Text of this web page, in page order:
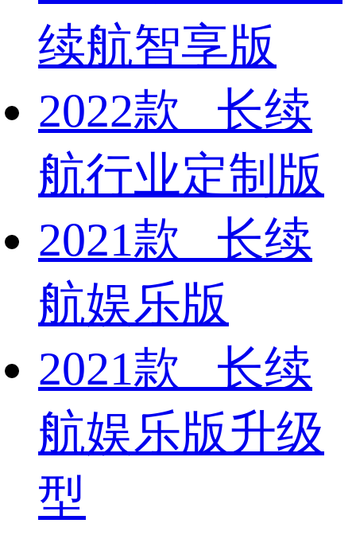
续航智享版
2022款 长续
航行业定制版
2021款 长续
航娱乐版
2021款 长续
航娱乐版升级
型